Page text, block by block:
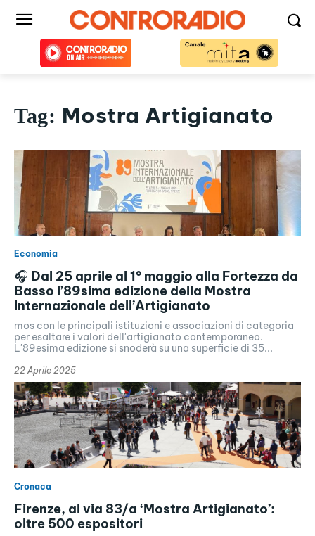
Tag: Mostra Artigianato
Economia
🎧 Dal 25 aprile al 1° maggio alla Fortezza da
Basso l’89sima edizione della Mostra
Internazionale dell’Artigianato
mos con le principali istituzioni e associazioni di categoria
per esaltare i valori dell'artigianato contemporaneo.
L'89esima edizione si snoderà su una superficie di 35...
22 Aprile 2025
Cronaca
Firenze, al via 83/a ‘Mostra Artigianato’:
oltre 500 espositori